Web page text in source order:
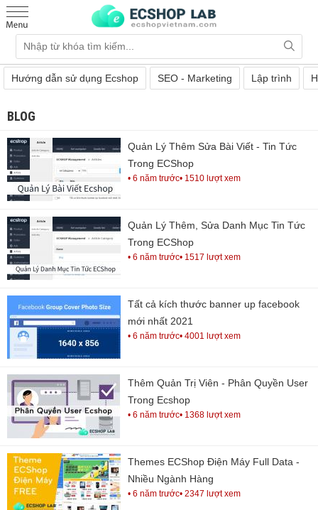
Hướng dẫn sử dụng Ecshop SEO - Marketing Lập trình
BLOG
Quản Lý Thêm Sửa Bài Viết - Tin Tức
Trong ECShop
• 6 năm trước• 1510 lượt xem
Quản Lý Thêm, Sửa Danh Mục Tin Tức
Trong ECShop
• 6 năm trước• 1517 lượt xem
Tất cả kích thước banner up facebook
mới nhất 2021
• 6 năm trước• 4001 lượt xem
Thêm Quản Trị Viên - Phân Quyền User
Trong Ecshop
• 6 năm trước• 1368 lượt xem
Themes ECShop Điện Máy Full Data -
Nhiều Ngành Hàng
• 6 năm trước• 2347 lượt xem